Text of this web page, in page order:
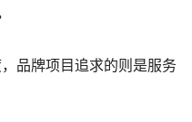
品牌项目追求的则是服务